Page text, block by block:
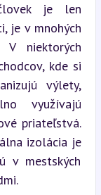
je len
je v mnohých
V niektorých
kde si
výlety,
využívajú
priateľstvá.
izolácia je
v mestských